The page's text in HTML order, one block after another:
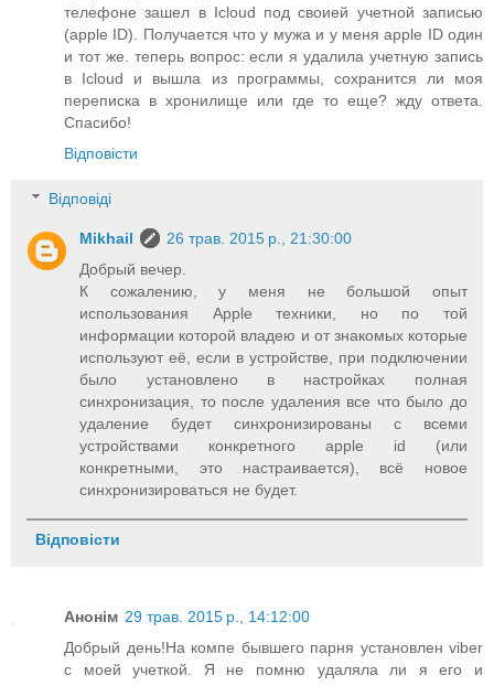
телефоне зашел в Icloud под своией учетной записью
(apple ID). Получается что у мужа и у меня apple ID один
и тот же. теперь вопрос: если я удалила учетную запись
в Icloud и вышла из программы, сохранится ли моя
переписка в хронилище или где то еще? жду ответа.
Спасибо!
Відповісти
Відповіді
Mikhail
26 трав. 2015 р., 21:30:00
Добрый вечер.
К сожалению, у меня не большой опыт
использования Apple техники, но по той
информации которой владею и от знакомых которые
используют её, если в устройстве, при подключении
было установлено в настройках полная
синхронизация, то после удаления все что было до
удаление будет синхронизированы с всеми
устройствами конкретного apple id (или
конкретными, это настраивается), всё новое
синхронизироваться не будет.
Відповісти
Анонім 29 трав. 2015 р., 14:12:00
Добрый день!На компе бывшего парня установлен viber
с моей учеткой. Я не помню удаляла ли я его и